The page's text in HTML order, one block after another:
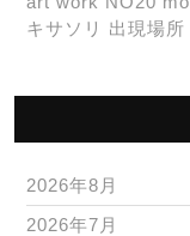
キサソリ 出現場
2026年8月
2026年7月